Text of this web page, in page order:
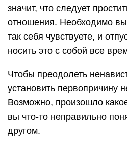
значит, что следует
отношения. Необходимо
так себя чувствуете, и
носить это с собой все
Чтобы преодолеть
установить первопричину
Возможно, произошло
вы что-то неправильно
другом.